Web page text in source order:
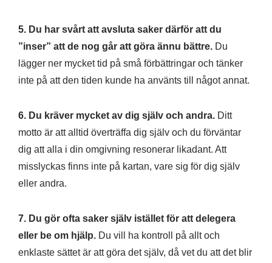
5. Du har svårt att avsluta saker därför att du
”inser” att de nog går att göra ännu bättre. Du
lägger ner mycket tid på små förbättringar och tänker
inte på att den tiden kunde ha använts till något annat.
6. Du kräver mycket av dig själv och andra. Ditt
motto är att alltid överträffa dig själv och du förväntar
dig att alla i din omgivning resonerar likadant. Att
misslyckas finns inte på kartan, vare sig för dig själv
eller andra.
7. Du gör ofta saker själv istället för att delegera
eller be om hjälp. Du vill ha kontroll på allt och
enklaste sättet är att göra det själv, då vet du att det blir